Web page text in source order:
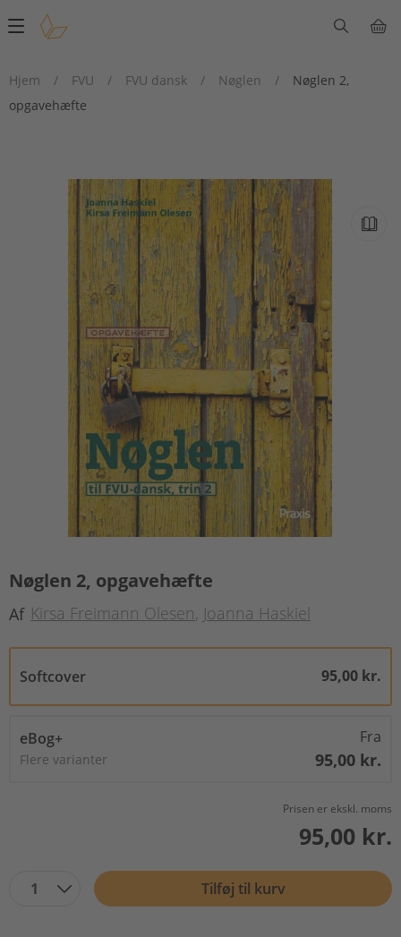
Main
Hjem
/ FVU / FVU dansk / Nøglen /
Nøglen 2,
opgavehæfte
Nøglen 2, opgavehæfte
Af Kirsa Freimann Olesen Joanna Haskiel
Softcover 95,00 kr.
eBog+
Flere varianter
Fra
95,00 kr.
Prisen er ekskl. moms
95,00 kr.
1 Tilføj til kurv